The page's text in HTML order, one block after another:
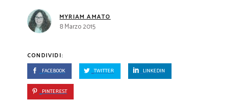
MYRIAM AMATO
8 Marzo 2015
CONDIVIDI:
FACEBOOK TWITTER LINKEDIN
PINTEREST